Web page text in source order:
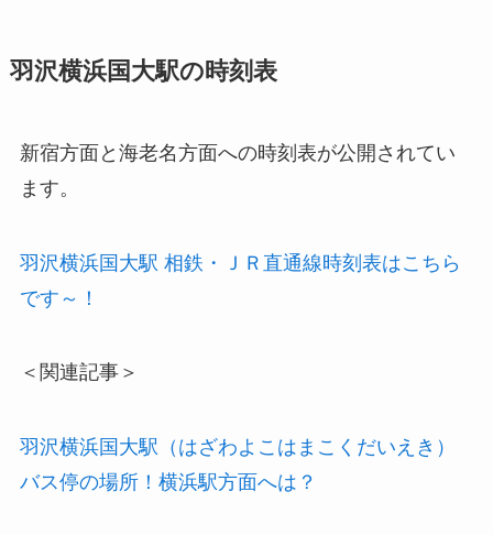
羽沢横浜国大駅の時刻表
新宿方面と海老名方面への時刻表が公開されてい
ます。
羽沢横浜国大駅 相鉄・ＪＲ直通線時刻表はこちら
です～！
＜関連記事＞
羽沢横浜国大駅（はざわよこはまこくだいえき）
バス停の場所！横浜駅方面へは？